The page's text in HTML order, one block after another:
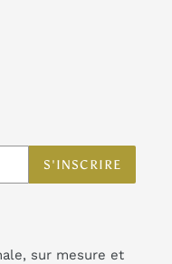
S'INSCRIRE
sur mesure et